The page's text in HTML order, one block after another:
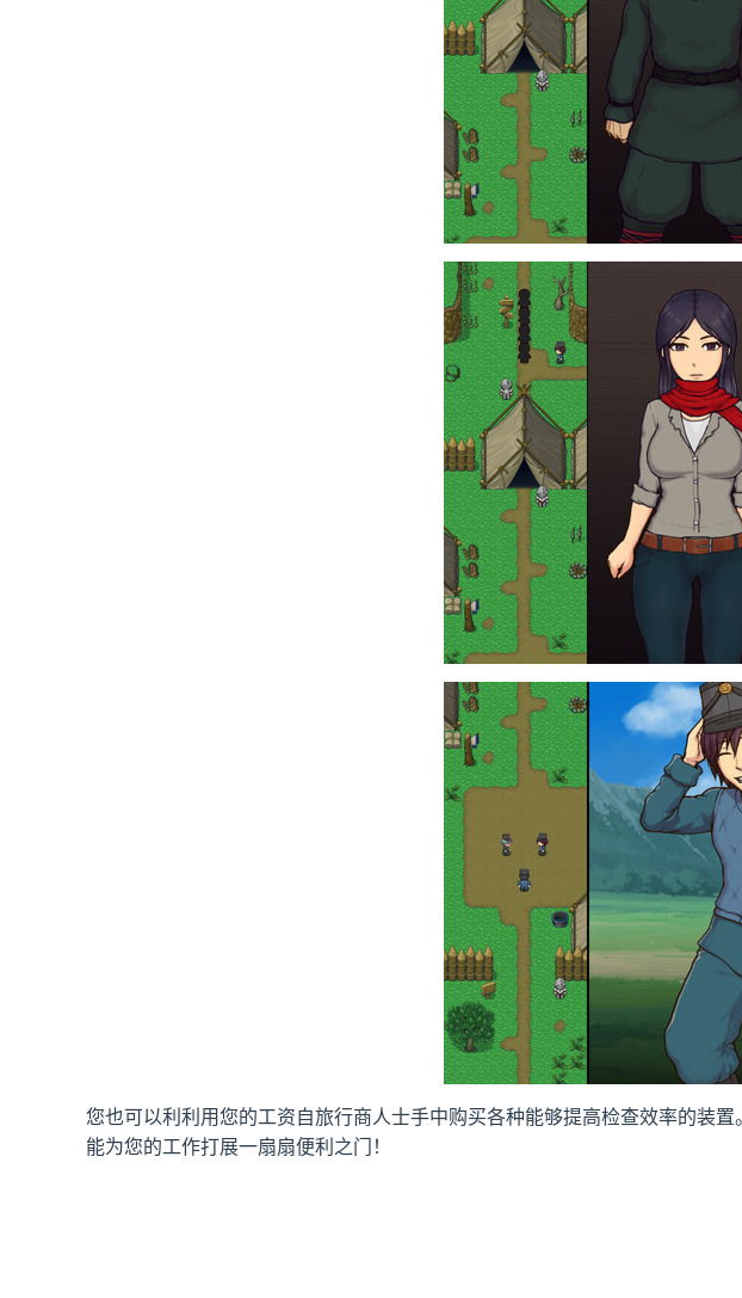
您也可以利利用您的工资自旅行商人士手中购买各种能够提高检查效率的装
能为您的工作打展一扇扇便利之门！